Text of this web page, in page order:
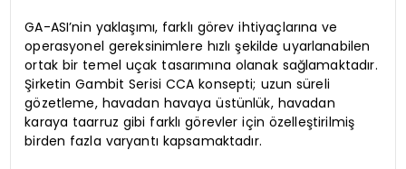
GA-ASI’nin yaklaşımı, farklı görev ihtiyaçlarına ve
operasyonel gereksinimlere hızlı şekilde uyarlanabilen
ortak bir temel uçak tasarımına olanak sağlamaktadır.
Şirketin Gambit Serisi CCA konsepti; uzun süreli
gözetleme, havadan havaya üstünlük, havadan
karaya taarruz gibi farklı görevler için özelleştirilmiş
birden fazla varyantı kapsamaktadır.